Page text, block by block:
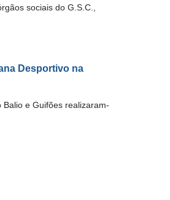
sociais do G.S.C.,
Desportivo na
e Guifões realizaram-